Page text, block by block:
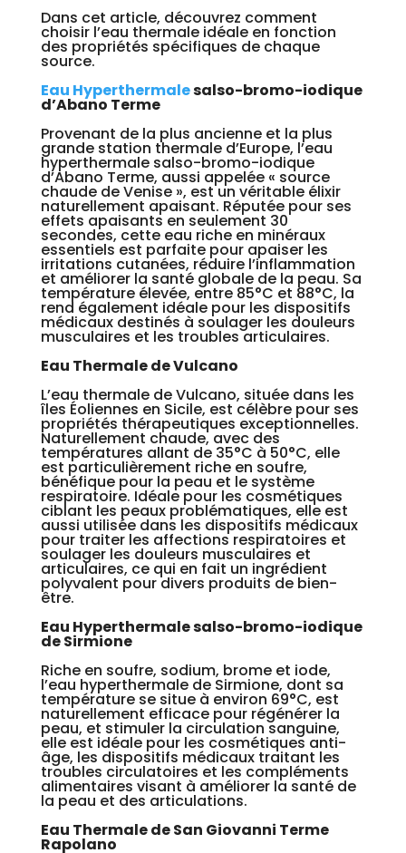
Dans cet article, découvrez comment
choisir l’eau thermale idéale en fonction
des propriétés spécifiques de chaque
source.
Eau Hyperthermalesalso-bromo-iodique
d’Abano Terme
Provenant de la plus ancienne et la plus
grande station thermale d’Europe, l’eau
hyperthermale salso-bromo-iodique
d’Abano Terme, aussi appelée « source
chaude de Venise », est un véritable élixir
naturellement apaisant. Réputée pour ses
effets apaisants en seulement 30
secondes, cette eau riche en minéraux
essentiels est parfaite pour apaiser les
irritations cutanées, réduire l’inflammation
et améliorer la santé globale de la peau. Sa
température élevée, entre 85°C et 88°C, la
rend également idéale pour les dispositifs
médicaux destinés à soulager les douleurs
musculaires et les troubles articulaires.
Eau Thermale de Vulcano
L’eau thermale de Vulcano, située dans les
îles Éoliennes en Sicile, est célèbre pour ses
propriétés thérapeutiques exceptionnelles.
Naturellement chaude, avec des
températures allant de 35°C à 50°C, elle
est particulièrement riche en soufre,
bénéfique pour la peau et le système
respiratoire. Idéale pour les cosmétiques
ciblant les peaux problématiques, elle est
aussi utilisée dans les dispositifs médicaux
pour traiter les affections respiratoires et
soulager les douleurs musculaires et
articulaires, ce qui en fait un ingrédient
polyvalent pour divers produits de bien-
être.
Eau Hyperthermale salso-bromo-iodique
de Sirmione
Riche en soufre, sodium, brome et iode,
l’eau hyperthermale de Sirmione, dont sa
température se situe à environ 69°C, est
naturellement efficace pour régénérer la
peau, et stimuler la circulation sanguine,
elle est idéale pour les cosmétiques anti-
âge, les dispositifs médicaux traitant les
troubles circulatoires et les compléments
alimentaires visant à améliorer la santé de
la peau et des articulations.
Eau Thermale de San Giovanni Terme
Rapolano